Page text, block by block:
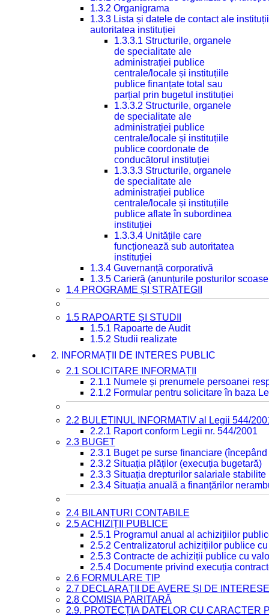
1.3.2 Organigrama
1.3.3 Lista și datele de contact ale
autoritatea instituției
1.3.3.1 Structurile, organele
de specialitate ale
administrației publice
centrale/locale și instituțiile
publice finanțate total sau
parțial prin bugetul instituției
1.3.3.2 Structurile, organele
de specialitate ale
administrației publice
centrale/locale și instituțiile
publice coordonate de
conducătorul instituției
1.3.3.3 Structurile, organele
de specialitate ale
administrației publice
centrale/locale și instituțiile
publice aflate în subordinea
instituției
1.3.3.4 Unitățile care
funcționează sub autoritatea
instituției
1.3.4 Guvernanță corporativă
1.3.5 Carieră (anunțurile posturilor
1.4 PROGRAME ȘI STRATEGII
1.5 RAPOARTE ȘI STUDII
1.5.1 Rapoarte de Audit
1.5.2 Studii realizate
2. INFORMAȚII DE INTERES PUBLIC
2.1 SOLICITARE INFORMAȚII
2.1.1 Numele și prenumele persoanei
2.1.2 Formular pentru solicitare în baza
2.2 BULETINUL INFORMATIV al Legii 544/
2.2.1 Raport conform Legii nr. 544/2001
2.3 BUGET
2.3.1 Buget pe surse financiare
2.3.2 Situația plăților (execuția bugetară)
2.3.3 Situația drepturilor salariale
2.3.4 Situația anuală a finanțărilor
2.4 BILANȚURI CONTABILE
2.5 ACHIZIȚII PUBLICE
2.5.1 Programul anual al achizițiilor
2.5.2 Centralizatorul achizițiilor publice
2.5.3 Contracte de achiziții publice cu
2.5.4 Documente privind execuția
2.6 FORMULARE TIP
2.7 DECLARAȚII DE AVERE ȘI DE INTERESE
2.8 COMISIA PARITARĂ
2.9. PROTECȚIA DATELOR CU CARACTER